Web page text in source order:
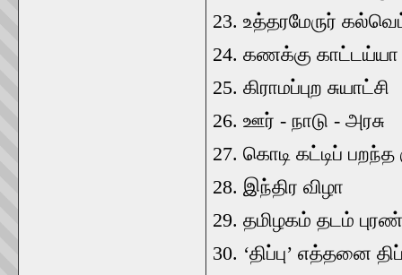
23. உத்தரமேருர்
24. கணக்கு காட்டய்யா
25. கிராமப்புற சுயாட்சி
26. ஊர் - நாடு - அரசு
27. கொடி கட்டிப் பறந்த
28. இந்திர விழா
29. தமிழகம் தடம்
30. ‘திப்பு’ எத்தனை